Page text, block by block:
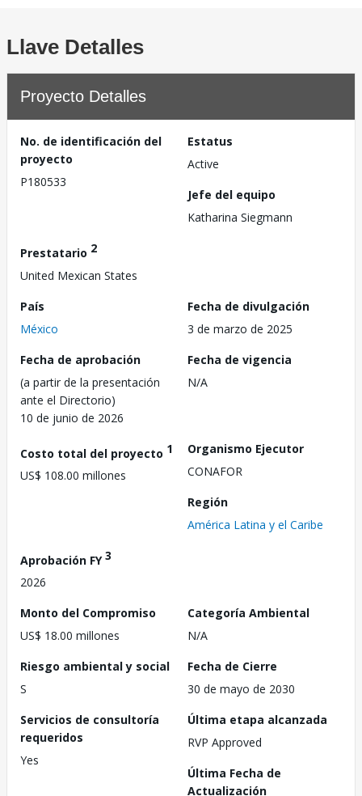
Llave Detalles
Proyecto Detalles
No. de identificación del
proyecto
P180533
Estatus
Active
Jefe del equipo
Katharina Siegmann
Prestatario 2
United Mexican States
País
México
Fecha de divulgación
3 de marzo de 2025
Fecha de aprobación
(a partir de la presentación
ante el Directorio)
10 de junio de 2026
Fecha de vigencia
N/A
Costo total del proyecto 1
US$ 108.00 millones
Organismo Ejecutor
CONAFOR
Región
América Latina y el Caribe
Aprobación FY3
2026
Monto del Compromiso
US$ 18.00 millones
Categoría Ambiental
N/A
Riesgo ambiental y social
S
Fecha de Cierre
30 de mayo de 2030
Servicios de consultoría
requeridos
Yes
Última etapa alcanzada
RVP Approved
Última Fecha de
Actualización